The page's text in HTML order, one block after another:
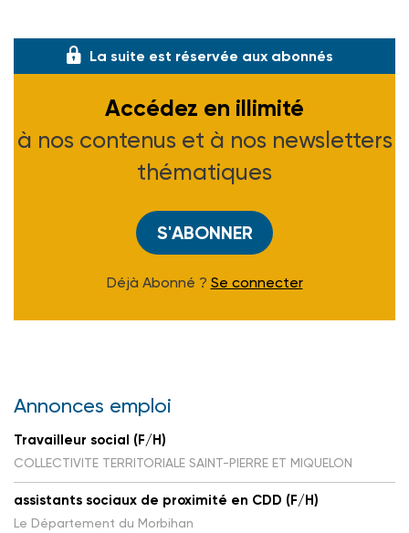
La suite est réservée aux abonnés
Accédez en illimité
à nos contenus et à nos newsletters
thématiques
S'ABONNER
Déjà Abonné ? Se connecter
Annonces emploi
Travailleur social (F/H)
COLLECTIVITE TERRITORIALE SAINT-PIERRE ET MIQUELON
assistants sociaux de proximité en CDD (F/H)
Le Département du Morbihan